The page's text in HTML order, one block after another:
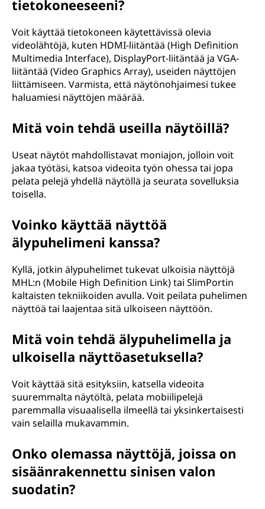
tietokoneeseeni?
Voit käyttää tietokoneen käytettävissä olevia
videolähtöjä, kuten HDMI-liitäntää (High Definition
Multimedia Interface), DisplayPort-liitäntää ja VGA-
liitäntää (Video Graphics Array), useiden näyttöjen
liittämiseen. Varmista, että näytönohjaimesi tukee
haluamiesi näyttöjen määrää.
Mitä voin tehdä useilla näytöillä?
Useat näytöt mahdollistavat moniajon, jolloin voit
jakaa työtäsi, katsoa videoita työn ohessa tai jopa
pelata pelejä yhdellä näytöllä ja seurata sovelluksia
toisella.
Voinko käyttää näyttöä
älypuhelimeni kanssa?
Kyllä, jotkin älypuhelimet tukevat ulkoisia näyttöjä
MHL:n (Mobile High Definition Link) tai SlimPortin
kaltaisten tekniikoiden avulla. Voit peilata puhelimen
näyttöä tai laajentaa sitä ulkoiseen näyttöön.
Mitä voin tehdä älypuhelimella ja
ulkoisella näyttöasetuksella?
Voit käyttää sitä esityksiin, katsella videoita
suuremmalta näytöltä, pelata mobiilipelejä
paremmalla visuaalisella ilmeellä tai yksinkertaisesti
vain selailla mukavammin.
Onko olemassa näyttöjä, joissa on
sisäänrakennettu sinisen valon
suodatin?